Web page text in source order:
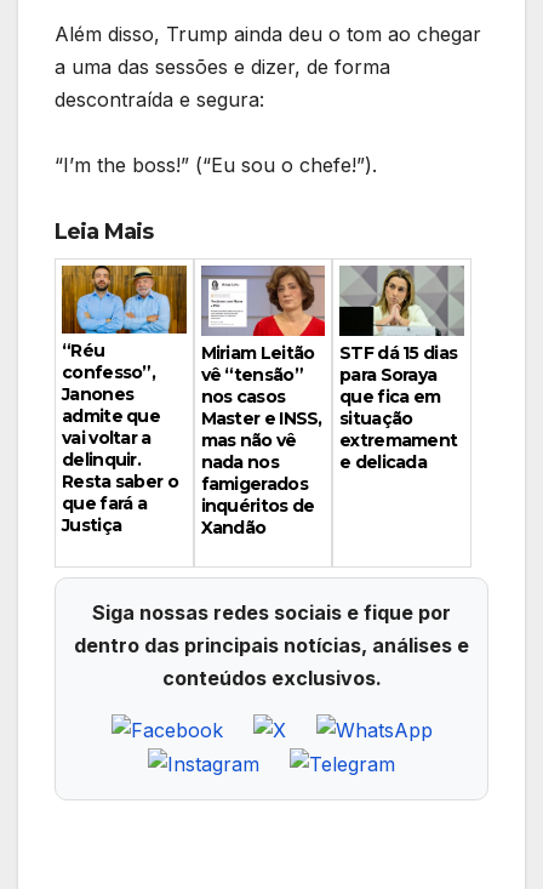
Além disso, Trump ainda deu o tom ao chegar
a uma das sessões e dizer, de forma
descontraída e segura:
“I’m the boss!” (“Eu sou o chefe!”).
Leia Mais
“Réu
confesso”,
Janones
admite que
vai voltar a
delinquir.
Resta saber o
que fará a
Justiça
Miriam Leitão
vê “tensão”
nos casos
Master e INSS,
mas não vê
nada nos
famigerados
inquéritos de
Xandão
STF dá 15 dias
para Soraya
que fica em
situação
extremament
e delicada
Siga nossas redes sociais e fique por
dentro das principais notícias, análises e
conteúdos exclusivos.